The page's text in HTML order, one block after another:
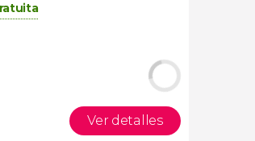
Ver detalles